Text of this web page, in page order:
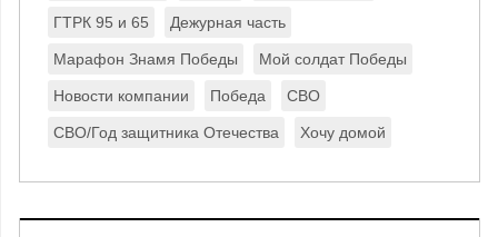
ГТРК 95 и 65 Дежурная часть
Марафон Знамя Победы Мой солдат Победы
Новости компании Победа СВО
СВО/Год защитника Отечества Хочу домой